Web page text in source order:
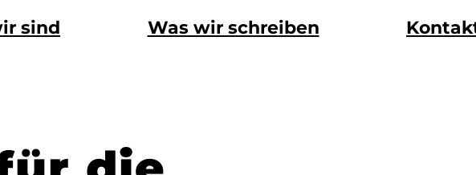
sind Was wir schreiben